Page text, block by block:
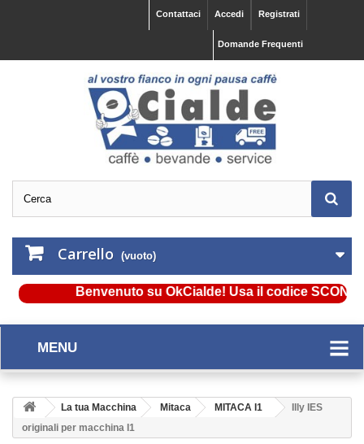
Registrati
Accedi
Contattaci
Domande Frequenti
Carrello (vuoto)
Benvenuto su OkCialde! Usa il codice
MENU
La tua Macchina Mitaca MITACA I1
Illy IES
originali per macchina I1